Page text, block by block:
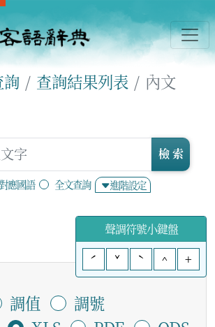
詢 查詢結果列表 內文
應國語 全文查詢 進階設定
檢 索
聲調符號小鍵盤
ˊ
ˇ ˋ ^ +
調值
調號